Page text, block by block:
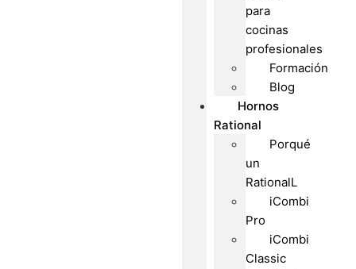
para
cocinas
profesionales
Formación
Blog
Hornos
Rational
Porqué
un
RationalL
iCombi
Pro
iCombi
Classic